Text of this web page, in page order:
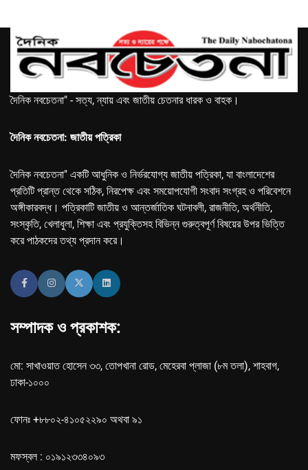
দৈনিক নবচেতনা" - সত্য, ন্যায় এবং জাতীয় চেতনার ধারক ও বাহক।
দৈনিক নবচেতনা: জাতীয় পত্রিকা
দৈনিক নবচেতনা" একটি আধুনিক ও নির্ভরযোগ্য জাতীয় পত্রিকা, যা বাংলাদেশের
প্রতিটি প্রান্ত থেকে সঠিক, নিরপেক্ষ এবং সময়োপযোগী সংবাদ সংগ্রহ ও পরিবেশনে
অঙ্গীকারবদ্ধ। পত্রিকাটি জাতীয় ও আন্তর্জাতিক ঘটনাবলী, রাজনীতি, অর্থনীতি,
সংস্কৃতি, খেলাধুলা, শিক্ষা এবং প্রযুক্তিসহ বিভিন্ন গুরুত্বপূর্ণ বিষয়ের উপর ভিত্তি
করে পাঠকদের তথ্য প্রদান করে।
সম্পাদক ও প্রকাশক:
মো: সাখাওয়াত হোসেন ৩৩, তোপখানা রোড, মেহেরবা প্লাজা (৮ম তলা), শাহবাগ,
ঢাকা-১০০০
ফোনঃ +৮৮০২-৪১০৫২২৯০ অথবা ৯১
মফস্বল : ০১৯১২৩৩৪০৯৩